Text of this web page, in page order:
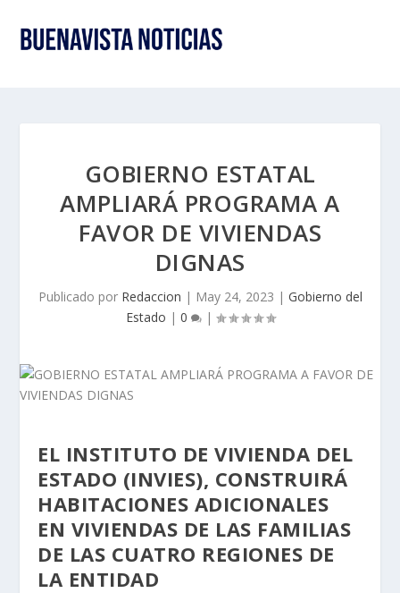
GOBIERNO ESTATAL
AMPLIARÁ PROGRAMA A
FAVOR DE VIVIENDAS
DIGNAS
Publicado por Redaccion | May 24, 2023 | Gobierno del
Estado | 0 |
EL INSTITUTO DE VIVIENDA DEL
ESTADO (INVIES), CONSTRUIRÁ
HABITACIONES ADICIONALES
EN VIVIENDAS DE LAS FAMILIAS
DE LAS CUATRO REGIONES DE
LA ENTIDAD